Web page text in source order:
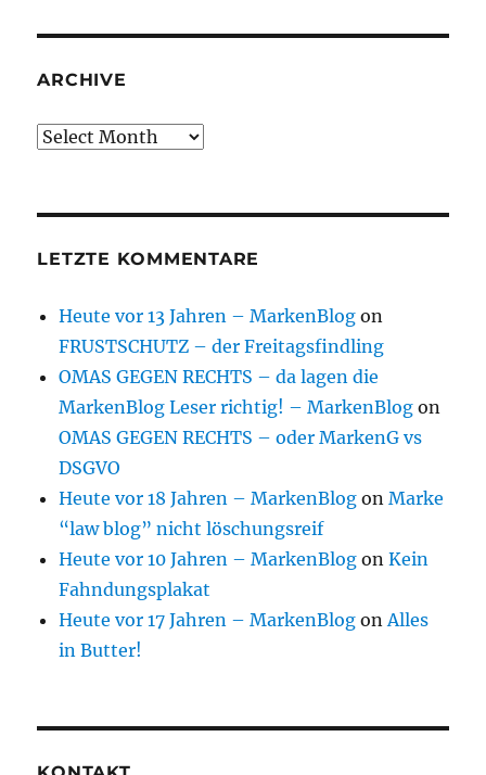
ARCHIVE
Archive
LETZTE KOMMENTARE
Heute vor 13 Jahren – MarkenBlog on
FRUSTSCHUTZ – der Freitagsfindling
OMAS GEGEN RECHTS – da lagen die
MarkenBlog Leser richtig! – MarkenBlog on
OMAS GEGEN RECHTS – oder MarkenG vs
DSGVO
Heute vor 18 Jahren – MarkenBlog onMarke
“law blog” nicht löschungsreif
Heute vor 10 Jahren – MarkenBlog onKein
Fahndungsplakat
Heute vor 17 Jahren – MarkenBlog onAlles
in Butter!